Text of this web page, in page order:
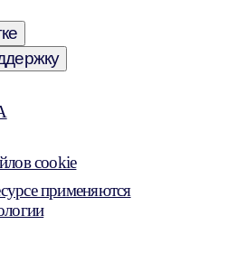
cookie
применяются